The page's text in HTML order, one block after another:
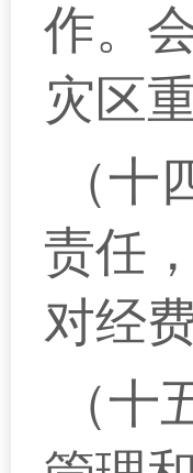
作。
灾区
（
责任
对经
（